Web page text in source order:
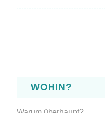
WOHIN?